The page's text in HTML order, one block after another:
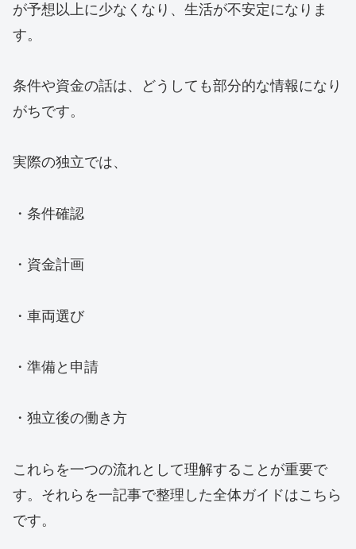
が予想以上に少なくなり、生活が不安定になりま
す。
条件や資金の話は、どうしても部分的な情報になり
がちです。
実際の独立では、
・条件確認
・資金計画
・車両選び
・準備と申請
・独立後の働き方
これらを一つの流れとして理解することが重要で
す。それらを一記事で整理した全体ガイドはこちら
です。